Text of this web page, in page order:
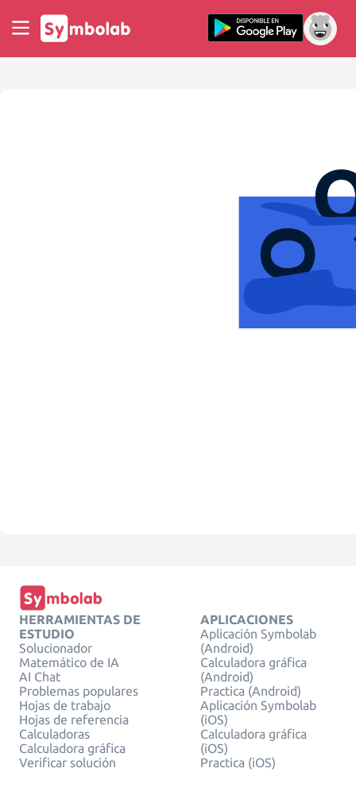
HERRAMIENTAS DE
ESTUDIO
Solucionador
Matemático de IA
AI Chat
Problemas populares
Hojas de trabajo
Hojas de referencia
Calculadoras
Calculadora gráfica
Verificar solución
APLICACIONES
Aplicación Symbolab
(Android)
Calculadora gráfica
(Android)
Practica (Android)
Aplicación Symbolab
(iOS)
Calculadora gráfica
(iOS)
Practica (iOS)